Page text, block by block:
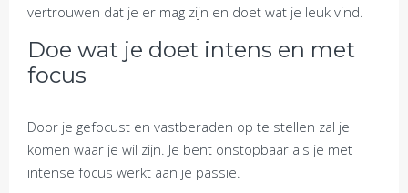
vertrouwen dat je er mag zijn en doet wat je leuk vind.
Doe wat je doet intens en met
focus
Door je gefocust en vastberaden op te stellen zal je
komen waar je wil zijn. Je bent onstopbaar als je met
intense focus werkt aan je passie.